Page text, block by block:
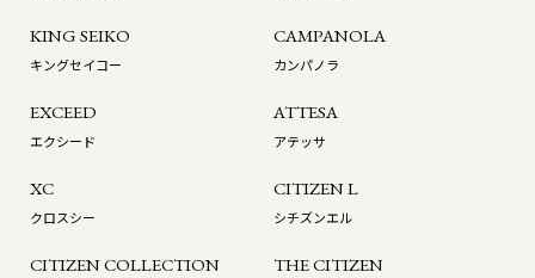
KING SEIKO
キングセイコー
CAMPANOLA
カンパノラ
EXCEED
エクシード
ATTESA
アテッサ
XC
クロスシー
CITIZEN L
シチズンエル
CITIZEN COLLECTION THE CITIZEN